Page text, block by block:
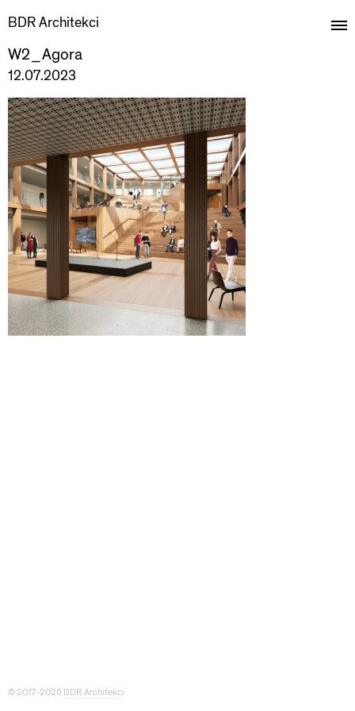
BDR Architekci
W2_Agora
12.07.2023
© 2017-2026 BDR Architekci